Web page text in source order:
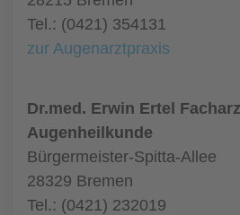
Tel.: (0421) 354131
zur Augenarztpraxis
Dr.med. Erwin Ertel
Augenheilkunde
Bürgermeister-Spitta-Allee
28329 Bremen
Tel.: (0421) 232019